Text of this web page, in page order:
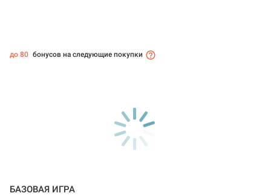
до 80 бонусов на следующие покупки
БАЗОВАЯ ИГРА